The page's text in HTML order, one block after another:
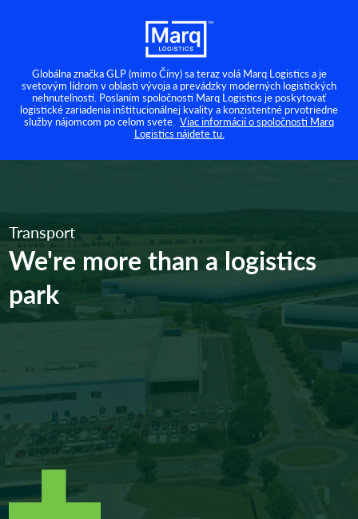
Globálna značka GLP (mimo Číny) sa teraz volá Marq Logistics a je
svetovým lídrom v oblasti vývoja a prevádzky moderných logistických
nehnuteľností. Poslaním spoločnosti Marq Logistics je poskytovať
logistické zariadenia inštitucionálnej kvality a konzistentné prvotriedne
služby nájomcom po celom svete. Viac informácií o spoločnosti Marq
Logistics nájdete tu.
Transport
We're more than a logistics
park